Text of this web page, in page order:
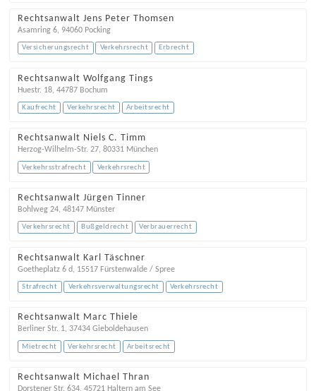
Rechtsanwalt Jens Peter Thomsen
Asamring 6, 94060 Pocking
Versicherungsrecht Verkehrsrecht Erbrecht
Rechtsanwalt Wolfgang Tings
Huestr. 18, 44787 Bochum
Kaufrecht Verkehrsrecht Arbeitsrecht
Rechtsanwalt Niels C. Timm
Herzog-Wilhelm-Str. 27, 80331 München
Verkehrsstrafrecht Verkehrsrecht
Rechtsanwalt Jürgen Tinner
Bohlweg 24, 48147 Münster
Verkehrsrecht Bußgeldrecht Verbrauerrecht
Rechtsanwalt Karl Täschner
Goetheplatz 6 d, 15517 Fürstenwalde / Spree
Strafrecht Verkehrsverwaltungsrecht Verkehrsrecht
Rechtsanwalt Marc Thiele
Berliner Str. 1, 37434 Gieboldehausen
Mietrecht Verkehrsrecht Arbeitsrecht
Rechtsanwalt Michael Thran
Dorstener Str. 634, 45721 Haltern am See